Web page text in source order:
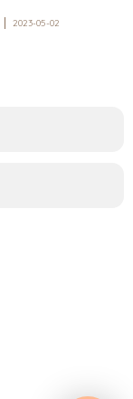
2023-05-02